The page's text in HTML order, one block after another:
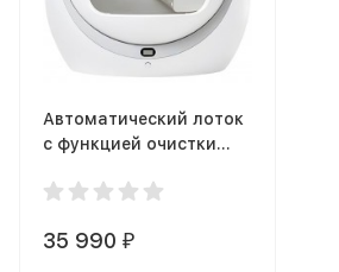
Автоматический лоток
с функцией очистки
35 990₽